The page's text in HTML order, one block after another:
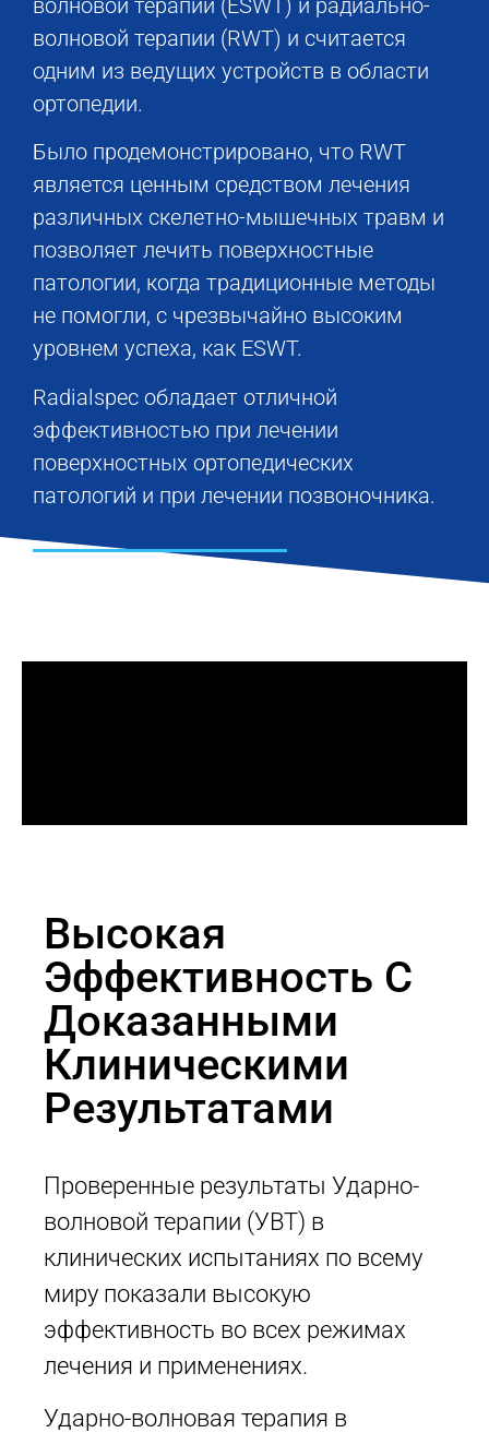
волновой терапии (RWT) и считается
одним из ведущих устройств в области
ортопедии.
Было продемонстрировано, что RWT
является ценным средством лечения
различных скелетно-мышечных травм и
позволяет лечить поверхностные
патологии, когда традиционные методы
не помогли, с чрезвычайно высоким
уровнем успеха, как ESWT.
Radialspec обладает отличной
эффективностью при лечении
поверхностных ортопедических
патологий и при лечении позвоночника.
Высокая
Эффективность С
Доказанными
Клиническими
Результатами
Проверенные результаты Ударно-
волновой терапии (УВТ) в
клинических испытаниях по всему
миру показали высокую
эффективность во всех режимах
лечения и применениях.
Ударно-волновая терапия в